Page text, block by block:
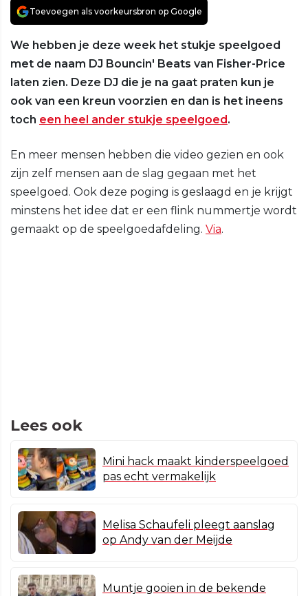
Toevoegen als voorkeursbron op Google
We hebben je deze week het stukje speelgoed
met de naam DJ Bouncin' Beats van Fisher-Price
laten zien. Deze DJ die je na gaat praten kun je
ook van een kreun voorzien en dan is het ineens
toch een heel ander stukje speelgoed.
En meer mensen hebben die video gezien en ook
zijn zelf mensen aan de slag gegaan met het
speelgoed. Ook deze poging is geslaagd en je krijgt
minstens het idee dat er een flink nummertje wordt
gemaakt op de speelgoedafdeling. Via.
Lees ook
Mini hack maakt kinderspeelgoed
pas echt vermakelijk
Melisa Schaufeli pleegt aanslag
op Andy van der Meijde
Muntje gooien in de bekende